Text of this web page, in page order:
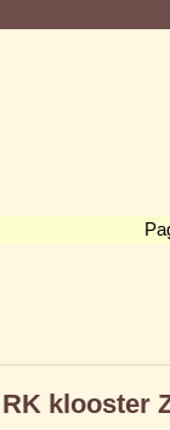
RK klooster